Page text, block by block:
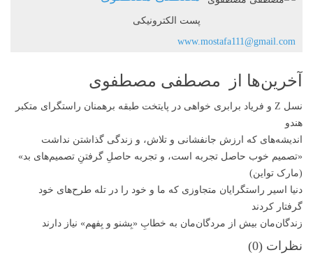
پست الکترونیکی
www.mostafa111@gmail.com
آخرین‌ها از مصطفی مصطفوی
نسل Z و فریاد برابری خواهی در پایتخت طبقه برهمنان راستگرای متکبر
هندو
اندیشه‌های که ارزش جانفشانی و تلاش، و زندگی گذاشتن نداشت
«تصمیم‌ خوب حاصل تجربه‌ است، و تجربه حاصلِ گرفتنِ تصمیم‌های بد»
(مارک تواین)
دنیا اسیر راستگرایان متجاوزی‌ که ما و خود را در تله طرح‌های خود
گرفتار کردند
زندگان‌مان بیش از مردگان‌مان به خطابِ «بِشنو و بِفهم» نیاز دارند
نظرات (0
)